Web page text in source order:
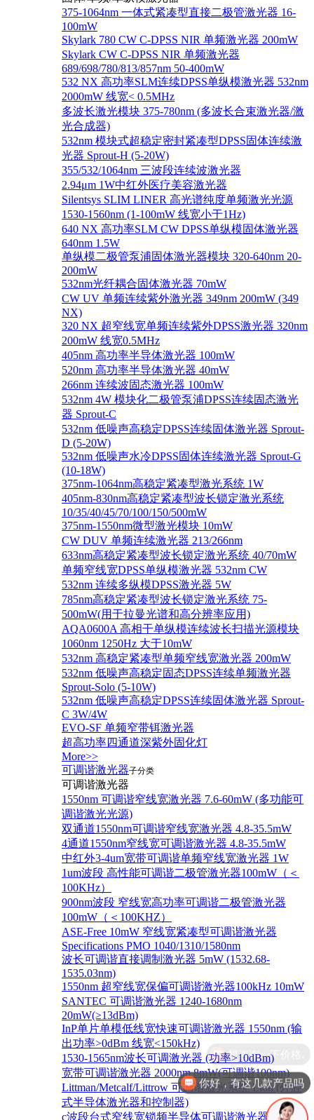
375-1064nm 一体式紧凑型直接二极管激光器 16-
100mW
Skylark 780 CW C-DPSS NIR 单频激光器 200mW
Skylark CW C-DPSS NIR 单频激光器
689/698/780/813/857nm 50-400mW
532 NX 高功率SLM连续DPSS单纵模激光器 532nm
2000mW 线宽< 0.5MHz
多波长激光模块 375-780nm (多波长合束激光器/激
光合成器)
532nm 模块式超稳定密封紧凑型DPSS固体连续激
光器 Sprout-H (5-20W)
355/532/1064nm 三波段连续波激光器
2.94μm 1W中红外医疗美容激光器
Silentsys SLIM LINER 高光谱纯度单频激光光源
1530-1560nm (1-100mW 线宽小于1Hz)
640 NX 高功率SLM CW DPSS单纵模固体激光器
640nm 1.5W
单纵模二极管泵浦固体激光器模块 320-640nm 20-
200mW
532nm光纤耦合固体激光器 70mW
CW UV 单频连续紫外激光器 349nm 200mW (349
NX)
320 NX 超窄线宽单频连续紫外DPSS激光器 320nm
200mW 线宽0.5MHz
405nm 高功率半导体激光器 100mW
520nm 高功率半导体激光器 40mW
266nm 连续波固态激光器 100mW
532nm 4W 模块化二极管泵浦DPSS连续固态激光
器 Sprout-C
532nm 低噪声高稳定DPSS连续固体激光器 Sprout-
D (5-20W)
532nm 低噪声水冷DPSS固体连续激光器 Sprout-G
(10-18W)
375nm-1064nm高稳定紧凑型激光系统 1W
405nm-830nm高稳定紧凑型波长锁定激光系统
10/35/40/45/70/100/150/500mW
375nm-1550nm微型激光模块 10mW
CW DUV 单频连续激光器 213/266nm
633nm高稳定紧凑型波长锁定激光系统 40/70mW
单频窄线宽DPSS单纵模激光器 532nm CW
532nm 连续多纵模DPSS激光器 5W
785nm高稳定紧凑型波长锁定激光系统 75-
500mW(用于拉曼光谱和高分辨率应用)
AQA0600A 高相干单纵模连续波长扫描光源模块
1060nm 1250Hz 大于10mW
532nm 高稳定紧凑型单频窄线宽激光器 200mW
532nm 低噪声高稳定固态DPSS连续单频激光器
Sprout‐Solo (5-10W)
532nm 低噪声高稳定DPSS连续固体激光器 Sprout-
C 3W/4W
EVO-SF 单频窄带铒激光器
超高功率四通道深紫外固化灯
More>>
可调谐激光器子分类
可调谐激光器
1550nm 可调谐窄线宽激光器 7.6-60mW (多功能可
调谐激光光源)
双通道1550nm可调谐窄线宽激光器 4.8-35.5mW
4通道1550nm窄线宽可调谐激光器 4.8-35.5mW
中红外3-4um宽带可调谐单频窄线宽激光器 1W
1um波段 高性能可调谐二极管激光器100mW（＜
100KHz）
900nm波段 窄线宽高功率可调谐二极管激光器
100mW（＜100KHZ）
ASE-Free 10mW 窄线宽紧凑型可调谐激光器
Specifications PMO 1040/1310/1580nm
波长可调谐直接调制激光器 5mW (1532.68-
1535.03nm)
1550nm 超窄线宽保偏可调谐激光器100kHz 10mW
SANTEC 可调谐激光器 1240-1680nm
20mW(≥13dBm)
InP单片单模低线宽快速可调谐激光器 1550nm (输
出功率>0dBm 线宽<150kHz)
1530-1565nm波长可调激光器 (功率>10dBm)
宽带可调谐激光器 2000nm 8mW(可调谐100nm)
Littman/Metcalf/Littrow 可调谐激光系统 Lion (外腔
式半导体激光器和控制器)
c波段台式窄线宽锁频半导体可调谐激光器 1528-
你好，有这几款产品吗